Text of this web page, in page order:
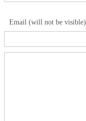
Email (will not be